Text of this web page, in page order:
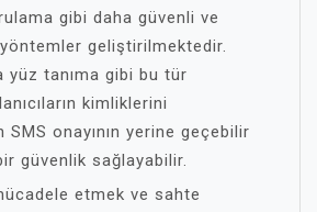
gibi daha güvenli ve
yöntemler geliştirilmektedir.
yüz tanıma gibi bu tür
kimliklerini
onayının yerine geçebilir
güvenlik sağlayabilir.
etmek ve sahte